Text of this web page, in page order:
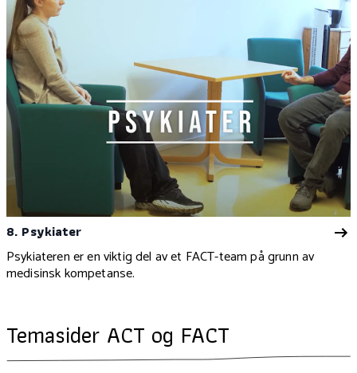
8. Psykiater
Psykiateren er en viktig del av et FACT-team på grunn av
medisinsk kompetanse.
Temasider ACT og FACT